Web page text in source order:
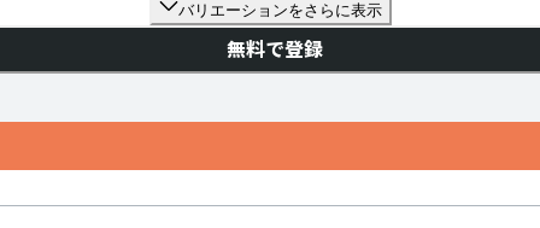
バリエーションをさらに表示
無料で登録